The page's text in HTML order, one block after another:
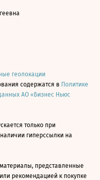
геолокации
содержатся в Политике
АО «Бизнес Ньюс
только при
гиперссылки на
представленные
рекомендацией к покупке